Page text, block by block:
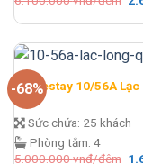
là:
-68%
Homestay 10/56A Lạc
Sức chứa: 25 khách
Phòng tắm: 4
5.000.000vnđ/đêm Giá